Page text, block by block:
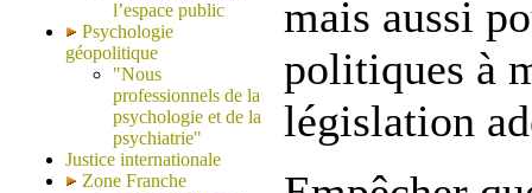
l’espace public
Psychologie
géopolitique
"Nous
professionnels de la
psychologie et de la
psychiatrie"
Justice internationale
Zone Franche
mais aussi
politiques à
législation